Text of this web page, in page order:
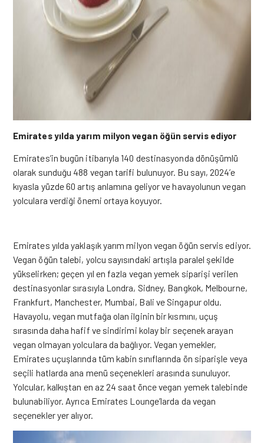
Emirates yılda yarım milyon vegan öğün servis ediyor
Emirates’in bugün itibarıyla 140 destinasyonda dönüşümlü
olarak sunduğu 488 vegan tarifi bulunuyor. Bu sayı, 2024’e
kıyasla yüzde 60 artış anlamına geliyor ve havayolunun vegan
yolculara verdiği önemi ortaya koyuyor.
Emirates yılda yaklaşık yarım milyon vegan öğün servis ediyor.
Vegan öğün talebi, yolcu sayısındaki artışla paralel şekilde
yükselirken; geçen yıl en fazla vegan yemek siparişi verilen
destinasyonlar sırasıyla Londra, Sidney, Bangkok, Melbourne,
Frankfurt, Manchester, Mumbai, Bali ve Singapur oldu.
Havayolu, vegan mutfağa olan ilginin bir kısmını, uçuş
sırasında daha hafif ve sindirimi kolay bir seçenek arayan
vegan olmayan yolculara da bağlıyor. Vegan yemekler,
Emirates uçuşlarında tüm kabin sınıflarında ön siparişle veya
seçili hatlarda ana menü seçenekleri arasında sunuluyor.
Yolcular, kalkıştan en az 24 saat önce vegan yemek talebinde
bulunabiliyor. Ayrıca Emirates Lounge’larda da vegan
seçenekler yer alıyor.